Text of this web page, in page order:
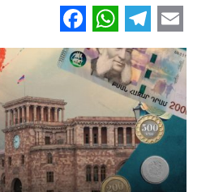
Fa
ce
b
o
o
k
W
h
at
s
A
p
p
Te
le
gr
a
m
m
ail